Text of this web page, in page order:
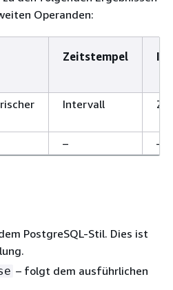
Operanden:
Zeitstempel
Intervall
– –
PostgreSQL-Stil. Dies ist
– folgt dem ausführlichen